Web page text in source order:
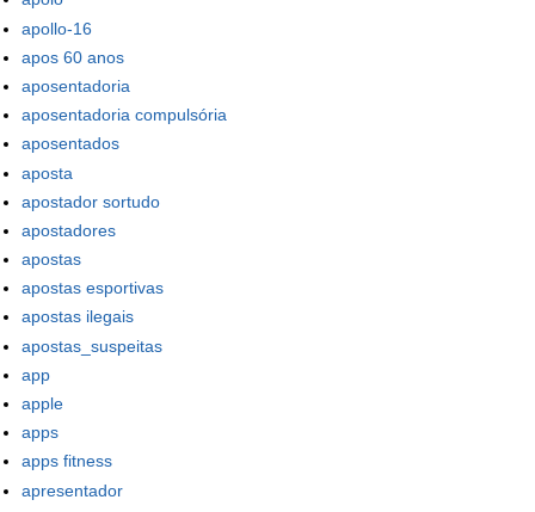
apollo-16
apos 60 anos
aposentadoria
aposentadoria compulsória
aposentados
aposta
apostador sortudo
apostadores
apostas
apostas esportivas
apostas ilegais
apostas_suspeitas
app
apple
apps
apps fitness
apresentador